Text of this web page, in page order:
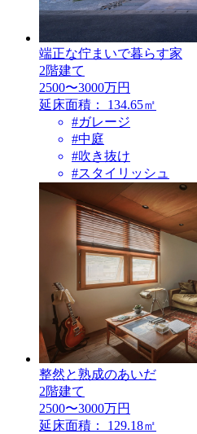
端正な佇まいで暮らす家
2階建て
2500〜3000万円
延床面積：
134.65㎡
#ガレージ
#中庭
#吹き抜け
#スタイリッシュ
整然と熟成のあいだ
2階建て
2500〜3000万円
延床面積：
129.18㎡